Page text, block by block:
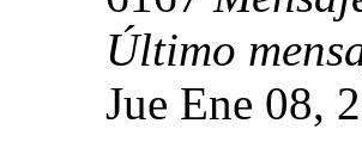
Último
Jue Ene 08,